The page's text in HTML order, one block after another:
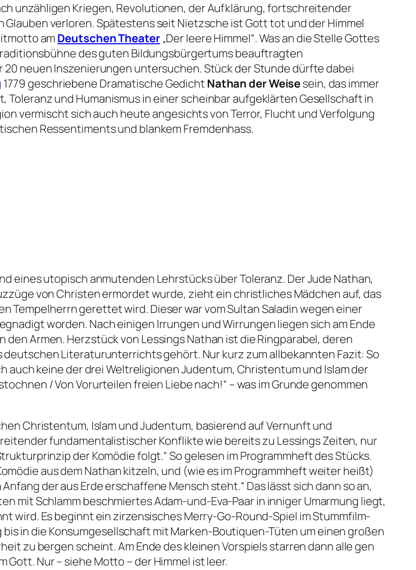
unzähligen Kriegen, Revolutionen, der Aufklärung, fortschreitender
verloren. Spätestens seit Nietzsche ist Gott tot und der Himmel
am Deutschen Theater„Der leere Himmel“. Was an die Stelle Gottes
des guten Bildungsbürgertums beauftragten
neuen Inszenierungen untersuchen. Stück der Stunde dürfte dabei
1779 geschriebene Dramatische Gedicht Nathan der Weisesein, das immer
und Humanismus in einer scheinbar aufgeklärten Gesellschaft in
vermischt sich auch heute angesichts von Terror, Flucht und Verfolgung
Ressentiments und blankem Fremdenhass.
eines utopisch anmutenden Lehrstücks über Toleranz. Der Jude Nathan,
von Christen ermordet wurde, zieht ein christliches Mädchen auf, das
Tempelherrn gerettet wird. Dieser war vom Sultan Saladin wegen einer
worden. Nach einigen Irrungen und Wirrungen liegen sich am Ende
den Armen. Herzstück von LessingsNathan ist die Ringparabel, deren
Literaturunterrichts gehört. Nur kurz zum allbekannten Fazit: So
auch keine der drei Weltreligionen Judentum, Christentum und Islam der
/ Von Vorurteilen freien Liebe nach!“ – was im Grunde genommen
Christentum, Islam und Judentum, basierend auf Vernunft und
fundamentalistischer Konflikte wie bereits zu Lessings Zeiten, nur
der Komödie folgt.“ So gelesen im Programmheft des Stücks.
aus dem Nathankitzeln, und (wie es im Programmheft weiter heißt)
Anfang der aus Erde erschaffene Mensch steht.“ Das lässt sich dann so an,
mit Schlamm beschmiertes Adam-und-Eva-Paar in inniger Umarmung liegt,
wird. Es beginnt ein zirzensisches Merry-Go-Round-Spiel im Stummfilm-
in die Konsumgesellschaft mit Marken-Boutiquen-Tüten um einen großen
zu bergen scheint. Am Ende des kleinen Vorspiels starren dann alle gen
Nur – siehe Motto – der Himmel ist leer.